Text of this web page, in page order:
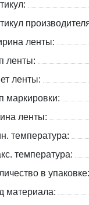
ленты:
ленты:
ленты:
маркировки:
ленты:
температура:
температура:
в упаковке:
материала: